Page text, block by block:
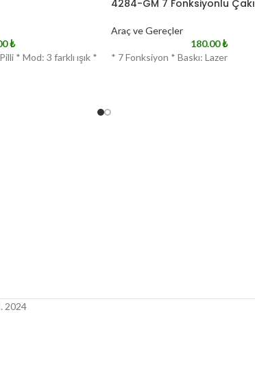
₺
* Mod: 3 farklı ışık *
4284-GM 7 Fonksiyonlu Çakı
Araç ve Gereçler
180.00₺
* 7 Fonksiyon * Baskı: Lazer
2024